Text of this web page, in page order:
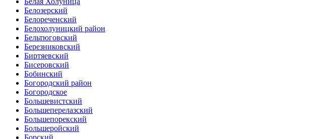
Белозерский
Белореченский
Белохолуницкий район
Бельтюговский
Березниковский
Биртяевский
Бисеровский
Бобинский
Богородский район
Богородское
Большевистский
Большеперелазский
Большепорекский
Большеройский
Борский